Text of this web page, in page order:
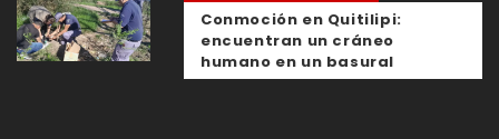
Conmoción en Quitilipi:
encuentran un cráneo
humano en un basural